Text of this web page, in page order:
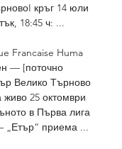
кръг 14 юли
18:45 ч: ...
Francaise Huma
— [поточно
Велико Търново
25 октомври
в Първа лига
„Етър“ приема ...